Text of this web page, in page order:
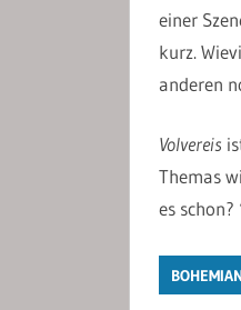
einer
kurz.
anderen
Volvereis
Themas
es